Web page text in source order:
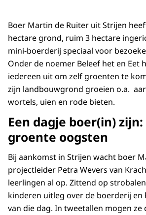
Boer Martin de Ruiter uit Strijen
hectare grond, ruim 3 hectare
mini-boerderij speciaal voor
Onder de noemer Beleef het en Eet
iedereen uit om zelf groenten te
zijn landbouwgrond groeien o.a.
wortels, uien en rode bieten.
Een dagje boer(in)
groente oogsten
Bij aankomst in Strijen wacht boer
projectleider Petra Wevers van
leerlingen al op. Zittend op
kinderen uitleg over de boerderij
van die dag. In tweetallen mogen ze